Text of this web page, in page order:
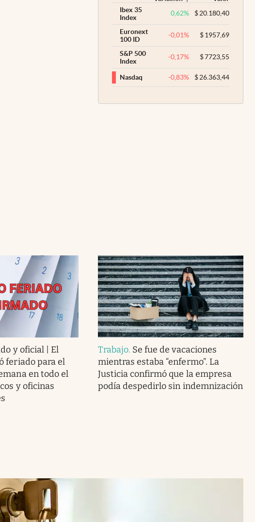
Ibex 35
Index
0,62% $20.180,40
Euronext
100 ID
-0,01% $1957,69
S&P 500
Index
-0,17% $7723,55
Nasdaq -0,83% $26.363,44
y oficial | El
feriado para el
en todo el
y oficinas
Trabajo. Se fue de vacaciones
mientras estaba “enfermo”. La
Justicia confirmó que la empresa
podía despedirlo sin indemnización